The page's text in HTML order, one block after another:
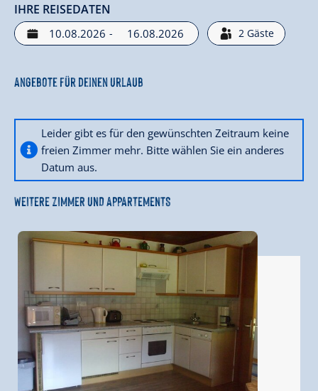
IHRE REISEDATEN
- 2 Gäste
Angebote für deinen Urlaub
Leider gibt es für den gewünschten Zeitraum keine
freien Zimmer mehr. Bitte wählen Sie ein anderes
Datum aus.
WEITERE ZIMMER UND APPARTEMENTS